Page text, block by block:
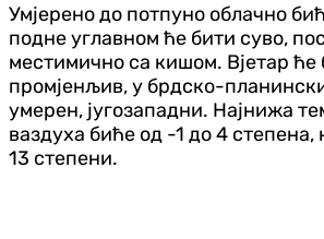
Умјерено до потпуно облачно
подне углавном ће бити суво,
местимично са кишом. Вјетар ће
промјенљив, у брдско-
умерен, југозападни. Најнижа
ваздуха биће од -1 до 4 степена,
13 степени.